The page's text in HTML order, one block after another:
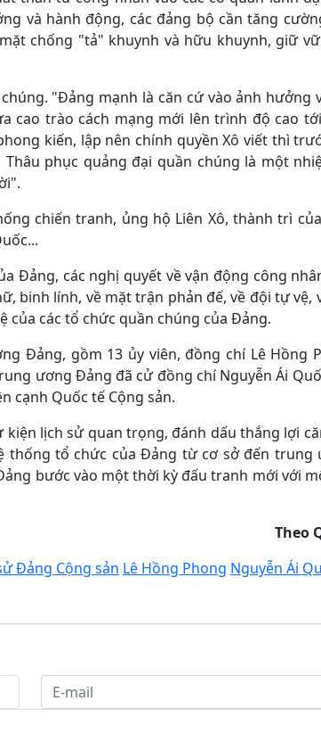
và hành động, các đảng bộ cần tăng
chống "tả" khuynh và hữu khuynh, giữ
"Đảng mạnh là căn cứ vào ảnh hưởng
cao trào cách mạng mới lên trình độ cao
kiến, lập nên chính quyền Xô viết thì
phục quảng đại quần chúng là một
chiến tranh, ủng hộ Liên Xô, thành trì
Đảng, các nghị quyết về vận động công
binh lính, về mặt trận phản đế, về đội tự vệ,
của các tổ chức quần chúng của Đảng.
Đảng, gồm 13 ủy viên, đồng chí Lê Hồng
ương Đảng đã cử đồng chí Nguyễn Ái
cạnh Quốc tế Cộng sản.
lịch sử quan trọng, đánh dấu thắng lợi
thống tổ chức của Đảng từ cơ sở đến trung
bước vào một thời kỳ đấu tranh mới với
Theo
Đảng Cộng sản Lê Hồng Phong Nguyễn Ái